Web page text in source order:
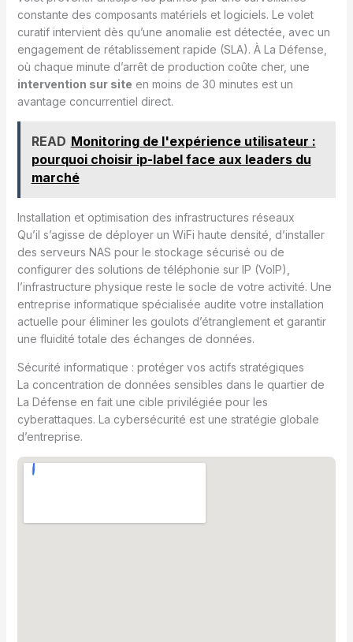
constante des composants matériels et logiciels. Le volet
curatif intervient dès qu’une anomalie est détectée, avec un
engagement de rétablissement rapide (SLA). À La Défense,
où chaque minute d’arrêt de production coûte cher, une
intervention sur site en moins de 30 minutes est un
avantage concurrentiel direct.
READ Monitoring de l'expérience utilisateur :
pourquoi choisir ip-label face aux leaders du
marché
Installation et optimisation des infrastructures réseaux
Qu’il s’agisse de déployer un WiFi haute densité, d’installer
des serveurs NAS pour le stockage sécurisé ou de
configurer des solutions de téléphonie sur IP (VoIP),
l’infrastructure physique reste le socle de votre activité. Une
entreprise informatique spécialisée audite votre installation
actuelle pour éliminer les goulots d’étranglement et garantir
une fluidité totale des échanges de données.
Sécurité informatique : protéger vos actifs stratégiques
La concentration de données sensibles dans le quartier de
La Défense en fait une cible privilégiée pour les
cyberattaques. La cybersécurité est une stratégie globale
d’entreprise.